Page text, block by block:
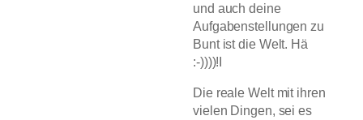
und auch deine
Aufgabenstellungen zu
Bunt ist die Welt. Hä
:-))))!I
Die reale Welt mit ihren
vielen Dingen, sei es